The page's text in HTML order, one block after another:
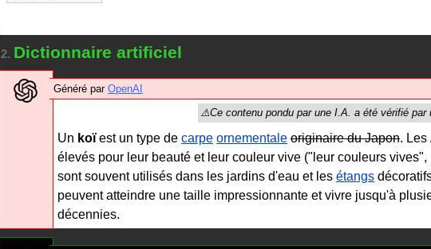
2. Dictionnaire artificiel
Généré par OpenAI
Un koïest un type de carpe ornementale originaire du Japon. Les
élevés pour leur beauté et leur couleur vive ("leur couleurs vives",
sont souvent utilisés dans les jardins d'eau et les étangs
peuvent atteindre une taille impressionnante et vivre jusqu'à
décennies.